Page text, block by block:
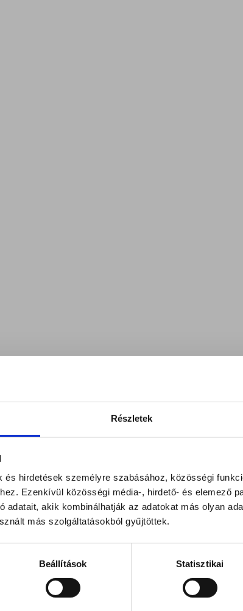
Részletek
és hirdetések személyre szabásához, közösségi
Ezenkívül közösségi média-, hirdető- és elemező
adatait, akik kombinálhatják az adatokat más olyan
más szolgáltatásokból gyűjtöttek.
Beállítások Statisztikai